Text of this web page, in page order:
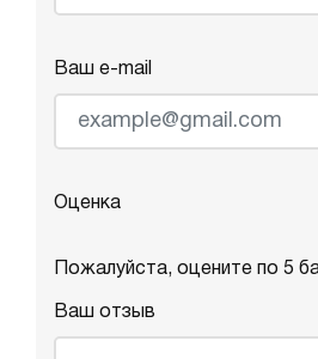
Ваш e-mail
Оценка
Пожалуйста, оцените по 5
Ваш отзыв